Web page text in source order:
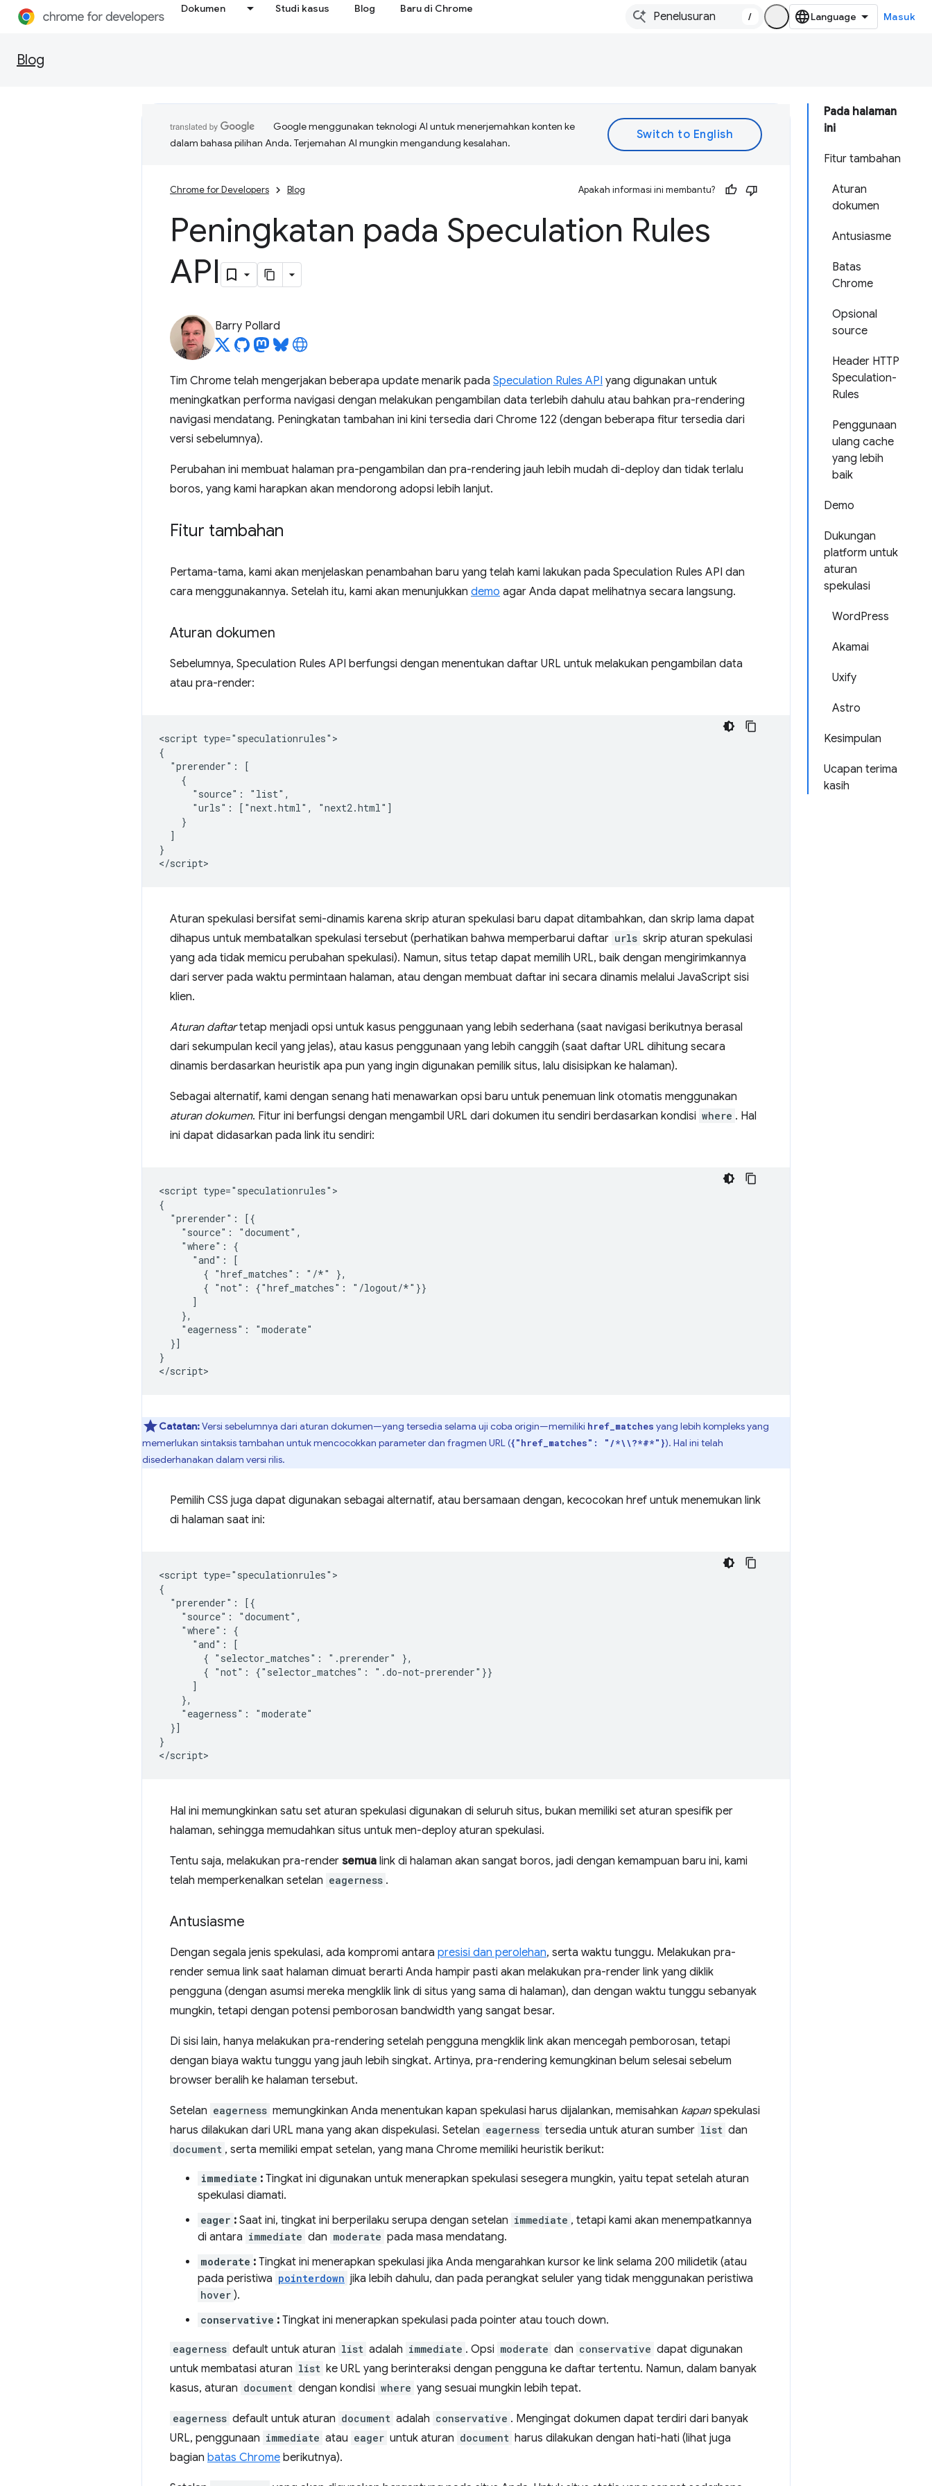
Dokumen Studi kasus Blog Baru di Chrome
/ Masuk
Blog
Pada halaman
ini
Fitur tambahan
Aturan
dokumen
Antusiasme
Batas
Chrome
Opsional
source
Header HTTP
Speculation-
Rules
Penggunaan
ulang cache
yang lebih
baik
Demo
Dukungan
platform untuk
aturan
spekulasi
WordPress
Akamai
Uxify
Astro
Kesimpulan
Ucapan terima
kasih
Google menggunakan teknologi AI untuk menerjemahkan konten ke
dalam bahasa pilihan Anda. Terjemahan AI mungkin mengandung kesalahan.
Chrome for Developers Blog Apakah informasi ini membantu?
Peningkatan pada Speculation Rules
API
Barry Pollard
Tim Chrome telah mengerjakan beberapa update menarik pada Speculation Rules API yang digunakan untuk
meningkatkan performa navigasi dengan melakukan pengambilan data terlebih dahulu atau bahkan pra-rendering
navigasi mendatang. Peningkatan tambahan ini kini tersedia dari Chrome 122 (dengan beberapa fitur tersedia dari
versi sebelumnya).
Perubahan ini membuat halaman pra-pengambilan dan pra-rendering jauh lebih mudah di-deploy dan tidak terlalu
boros, yang kami harapkan akan mendorong adopsi lebih lanjut.
Fitur tambahan
Pertama-tama, kami akan menjelaskan penambahan baru yang telah kami lakukan pada Speculation Rules API dan
cara menggunakannya. Setelah itu, kami akan menunjukkan demo agar Anda dapat melihatnya secara langsung.
Aturan dokumen
Sebelumnya, Speculation Rules API berfungsi dengan menentukan daftar URL untuk melakukan pengambilan data
atau pra-render:
<script type="speculationrules">
{
  "prerender": [
    {
      "source": "list",
      "urls": ["next.html", "next2.html"]
    }
  ]
}
Aturan spekulasi bersifat semi-dinamis karena skrip aturan spekulasi baru dapat ditambahkan, dan skrip lama dapat
dihapus untuk membatalkan spekulasi tersebut (perhatikan bahwa memperbarui daftar urls skrip aturan spekulasi
yang ada tidak memicu perubahan spekulasi). Namun, situs tetap dapat memilih URL, baik dengan mengirimkannya
dari server pada waktu permintaan halaman, atau dengan membuat daftar ini secara dinamis melalui JavaScript sisi
klien.
Aturan daftartetap menjadi opsi untuk kasus penggunaan yang lebih sederhana (saat navigasi berikutnya berasal
dari sekumpulan kecil yang jelas), atau kasus penggunaan yang lebih canggih (saat daftar URL dihitung secara
dinamis berdasarkan heuristik apa pun yang ingin digunakan pemilik situs, lalu disisipkan ke halaman).
Sebagai alternatif, kami dengan senang hati menawarkan opsi baru untuk penemuan link otomatis menggunakan
aturan dokumen. Fitur ini berfungsi dengan mengambil URL dari dokumen itu sendiri berdasarkan kondisi where . Hal
ini dapat didasarkan pada link itu sendiri:
<script type="speculationrules">
{
  "prerender": [{
    "source": "document",
    "where": {
      "and": [
        { "href_matches": "/*" },
        { "not": {"href_matches": "/logout/*"}}
      ]
    },
    "eagerness": "moderate"
  }]
}
Catatan:Versi sebelumnya dari aturan dokumen—yang tersedia selama uji coba origin—memiliki href_matches yang lebih kompleks yang
memerlukan sintaksis tambahan untuk mencocokkan parameter dan fragmen URL ({"href_matches": "/*\\?*#*"}). Hal ini telah
disederhanakan dalam versi rilis.
Pemilih CSS juga dapat digunakan sebagai alternatif, atau bersamaan dengan, kecocokan href untuk menemukan link
di halaman saat ini:
<script type="speculationrules">
{
  "prerender": [{
    "source": "document",
    "where": {
      "and": [
        { "selector_matches": ".prerender" },
        { "not": {"selector_matches": ".do-not-prerender"}}
      ]
    },
    "eagerness": "moderate"
  }]
}
Hal ini memungkinkan satu set aturan spekulasi digunakan di seluruh situs, bukan memiliki set aturan spesifik per
halaman, sehingga memudahkan situs untuk men-deploy aturan spekulasi.
Tentu saja, melakukan pra-render semua link di halaman akan sangat boros, jadi dengan kemampuan baru ini, kami
telah memperkenalkan setelan eagerness .
Antusiasme
Dengan segala jenis spekulasi, ada kompromi antara presisi dan perolehan, serta waktu tunggu. Melakukan pra-
render semua link saat halaman dimuat berarti Anda hampir pasti akan melakukan pra-render link yang diklik
pengguna (dengan asumsi mereka mengklik link di situs yang sama di halaman), dan dengan waktu tunggu sebanyak
mungkin, tetapi dengan potensi pemborosan bandwidth yang sangat besar.
Di sisi lain, hanya melakukan pra-rendering setelah pengguna mengklik link akan mencegah pemborosan, tetapi
dengan biaya waktu tunggu yang jauh lebih singkat. Artinya, pra-rendering kemungkinan belum selesai sebelum
browser beralih ke halaman tersebut.
Setelan eagerness memungkinkan Anda menentukan kapan spekulasi harus dijalankan, memisahkan kapanspekulasi
harus dilakukan dari URL mana yang akan dispekulasi. Setelan eagerness tersedia untuk aturan sumber list dan
document , serta memiliki empat setelan, yang mana Chrome memiliki heuristik berikut:
immediate : Tingkat ini digunakan untuk menerapkan spekulasi sesegera mungkin, yaitu tepat setelah aturan
spekulasi diamati.
eager : Saat ini, tingkat ini berperilaku serupa dengan setelan immediate , tetapi kami akan menempatkannya
di antara immediate dan moderate pada masa mendatang.
moderate : Tingkat ini menerapkan spekulasi jika Anda mengarahkan kursor ke link selama 200 milidetik (atau
pada peristiwa pointerdown jika lebih dahulu, dan pada perangkat seluler yang tidak menggunakan peristiwa
hover ).
conservative : Tingkat ini menerapkan spekulasi pada pointer atau touch down.
eagerness default untuk aturan list adalah immediate . Opsi moderate dan conservative dapat digunakan
untuk membatasi aturan list ke URL yang berinteraksi dengan pengguna ke daftar tertentu. Namun, dalam banyak
kasus, aturan document dengan kondisi where yang sesuai mungkin lebih tepat.
eagerness default untuk aturan document adalah conservative . Mengingat dokumen dapat terdiri dari banyak
URL, penggunaan immediate atau eager untuk aturan document harus dilakukan dengan hati-hati (lihat juga
bagian batas Chrome berikutnya).